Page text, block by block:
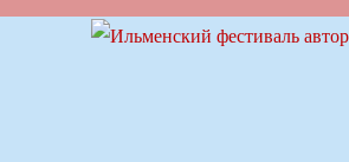
Ильменский фестиваль